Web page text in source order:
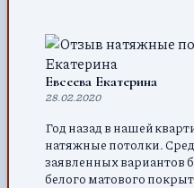
Евсеева Екатерина
28.02.2020
Год назад в нашей
натяжные потолки.
заявленных вариантов
белого матового